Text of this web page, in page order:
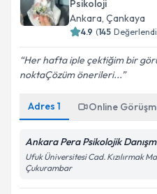
Psikoloji
Ankara, Çankaya
4.9 (145
Her hafta iple çektiğim bir
nokta️Çözüm önerileri...
Adres 1 Online
Ankara Pera Psikolojik
Ufuk Üniversitesi Cad. Kızılırmak
Çukurambar